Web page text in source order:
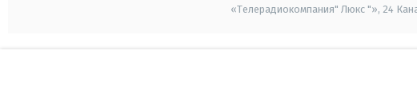
«Телерадиокомпания" Люкс "», 24